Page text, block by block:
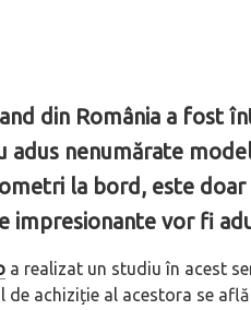
din România a fost
adus nenumărate
la bord, este
impresionante vor fi
a realizat un studiu în acest
de achiziție al acestora se